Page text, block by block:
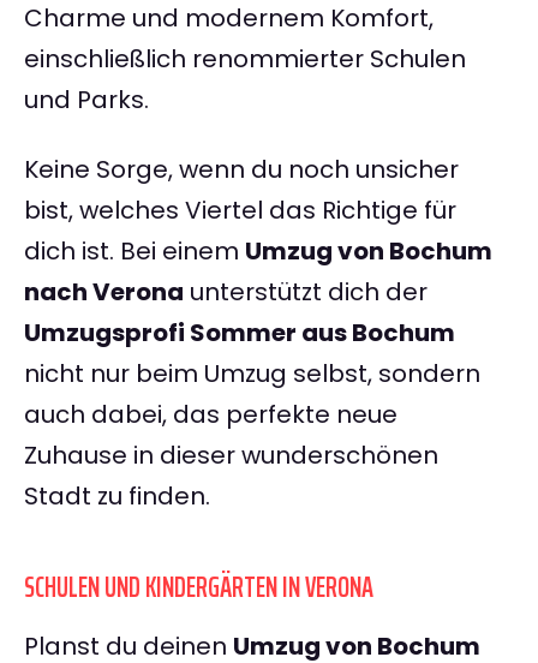
Charme und modernem Komfort,
einschließlich renommierter Schulen
und Parks.
Keine Sorge, wenn du noch unsicher
bist, welches Viertel das Richtige für
dich ist. Bei einem Umzug von Bochum
nach Verona unterstützt dich der
Umzugsprofi Sommer aus Bochum
nicht nur beim Umzug selbst, sondern
auch dabei, das perfekte neue
Zuhause in dieser wunderschönen
Stadt zu finden.
SCHULEN UND KINDERGÄRTEN IN VERONA
Planst du deinen Umzug von Bochum